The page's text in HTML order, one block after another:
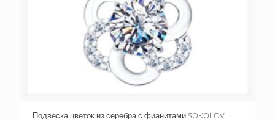
Подвеска цветок из серебра с фианитами SOKOLOV